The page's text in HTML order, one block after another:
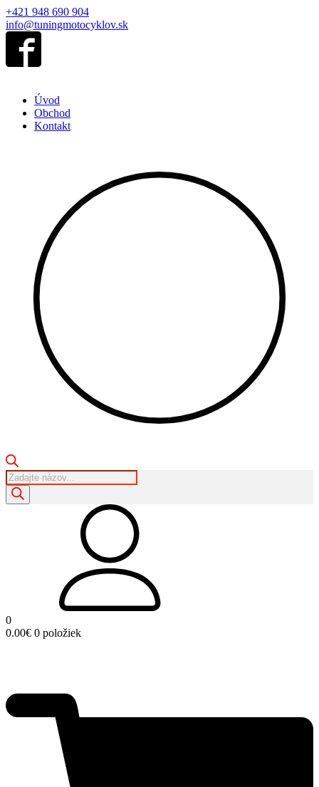
+421 948 690 904
info@tuningmotocyklov.sk
Úvod
Obchod
Kontakt
Products
search
0
0.00€ 0 položiek